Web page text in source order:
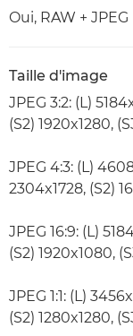
Oui, RAW +
Taille d'image
JPEG 3:2: (L)
(S2) 1920x1280,
JPEG 4:3: (L)
2304x1728, (S2)
JPEG 16:9: (L)
(S2) 1920x1080,
JPEG 1:1: (L)
(S2) 1280x1280,